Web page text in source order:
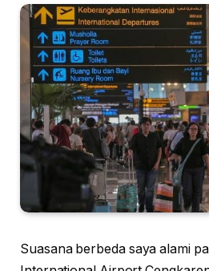
Suasana berbeda saya alami